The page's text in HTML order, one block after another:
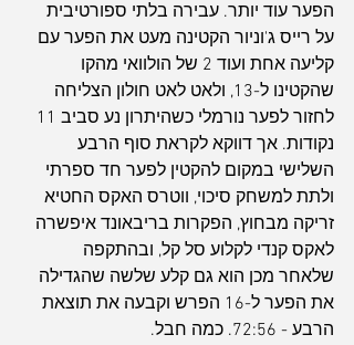
הפער עוד יותר. עבירה בלתי ספורטיבית
על רייס ג'וניור הקטינה מעט את הפער עם
קליעה אחת ועוד 2 של הולוואי מהקו
שהקטינו ל-13, ולאט לאט חולון הצליחה
נקודות. אך דווקא לקראת סוף הרבע
השלישי במקום להקטין לפער חד ספרתי
ולתת למשחק סיכוי, ווטרס האקס החטיא
זריקה מבחוץ, הפקרות בריבאונד איפשרה
לאקס קנדי לקלוע סל קל, ובהתקפה
שלאחר מכן הוא גם קלע שלשה שהגדילה
את הפער ל-16 הפרש וקבעה את תוצאת
הרבע - 72:56. כמה חבל.